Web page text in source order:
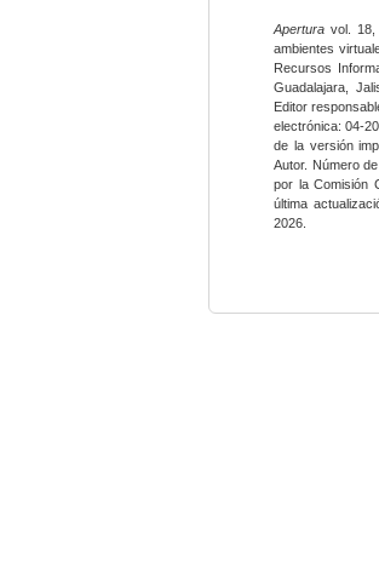
Apertura vol. 18,
ambientes
Recursos
Guadalajara,
Editor
electrónica: 04-
de la versión
Autor. Número
por la Comisión
última
2026.